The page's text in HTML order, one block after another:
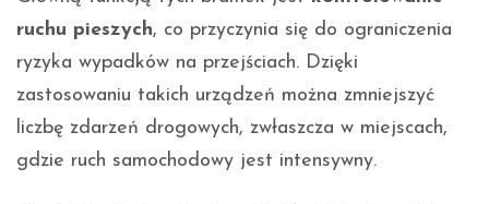
ruchu pieszych, co przyczynia się do ograniczenia
ryzyka wypadków na przejściach. Dzięki
zastosowaniu takich urządzeń można zmniejszyć
liczbę zdarzeń drogowych, zwłaszcza w miejscach,
gdzie ruch samochodowy jest intensywny.